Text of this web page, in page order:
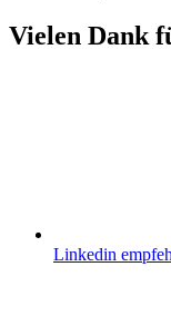
Vielen Dank
Linkedin